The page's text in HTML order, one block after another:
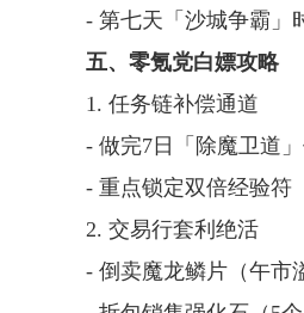
- 第七天「沙城争霸」
五、零氪党白嫖攻略
1. 任务链补偿通道
- 做完7日「除魔卫道
- 重点锁定双倍经验符
2. 交易行套利绝活
- 倒卖魔龙鳞片（午市